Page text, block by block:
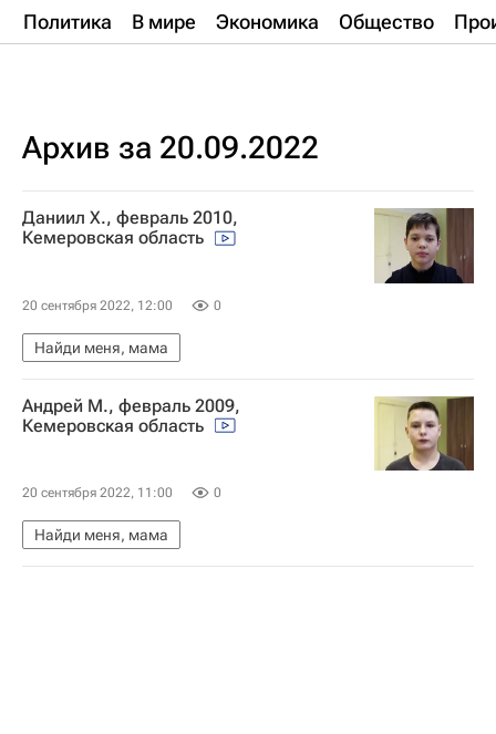
Политика В мире Экономика Общество
Архив за 20.09.2022
Даниил Х., февраль 2010,
Кемеровская область
20 сентября 2022, 12:00 0
Найди меня, мама
Андрей М., февраль 2009,
Кемеровская область
20 сентября 2022, 11:00 0
Найди меня, мама